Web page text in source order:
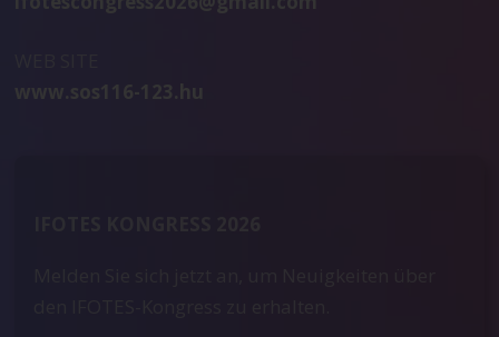
www.sos116-123.hu